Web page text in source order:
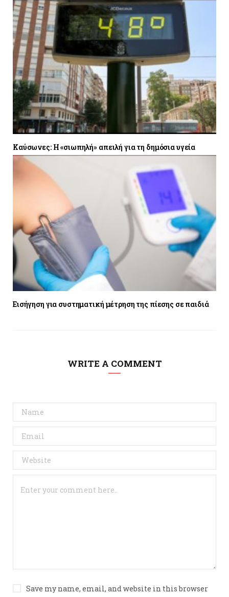
Καύσωνες: Η «σιωπηλή» απειλή για τη δημόσια υγεία
Εισήγηση για συστηματική μέτρηση της πίεσης σε παιδιά
WRITE A COMMENT
Save my name, email, and website in this browser